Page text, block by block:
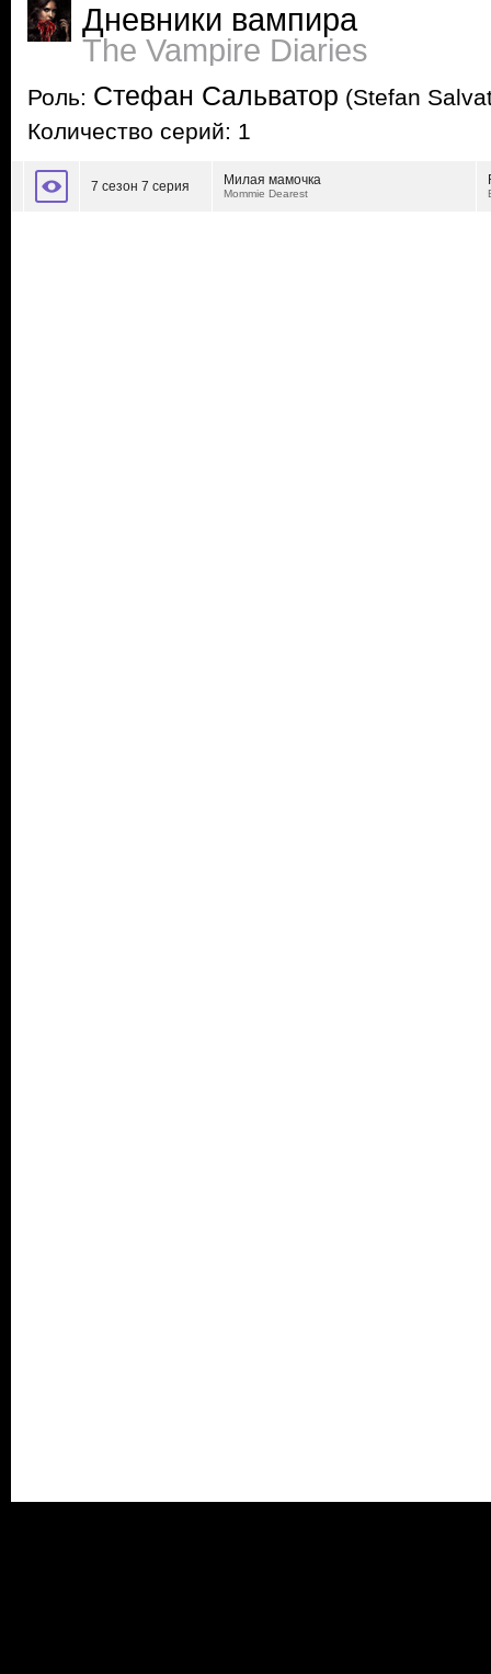
Дневники вампира
The Vampire Diaries
Роль: Стефан Сальватор (Stefan
Количество серий: 1
7 сезон 7 серия Милая мамочка
Mommie Dearest